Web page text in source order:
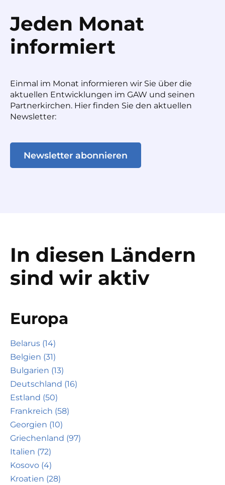
Jeden Monat
informiert
Einmal im Monat informieren wir Sie über die
aktuellen Entwicklungen im GAW und seinen
Partnerkirchen. Hier finden Sie den aktuellen
Newsletter:
Newsletter abonnieren
In diesen Ländern
sind wir aktiv
Europa
Belarus (14)
Belgien (31)
Bulgarien (13)
Deutschland (16)
Estland (50)
Frankreich (58)
Georgien (10)
Griechenland (97)
Italien (72)
Kosovo (4)
Kroatien (28)